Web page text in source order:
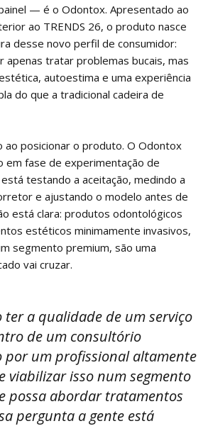
— é o Odontox. Apresentado ao
ao TRENDS 26, o produto nasce
desse novo perfil de consumidor:
apenas tratar problemas bucais, mas
autoestima e uma experiência
do que a tradicional cadeira de
ao posicionar o produto. O Odontox
em fase de experimentação de
testando a aceitação, medindo a
e ajustando o modelo antes de
está clara: produtos odontológicos
estéticos minimamente invasivos,
segmento premium, são uma
vai cruzar.
ter a qualidade de um serviço
de um consultório
por um profissional altamente
viabilizar isso num segmento
possa abordar tratamentos
pergunta a gente está